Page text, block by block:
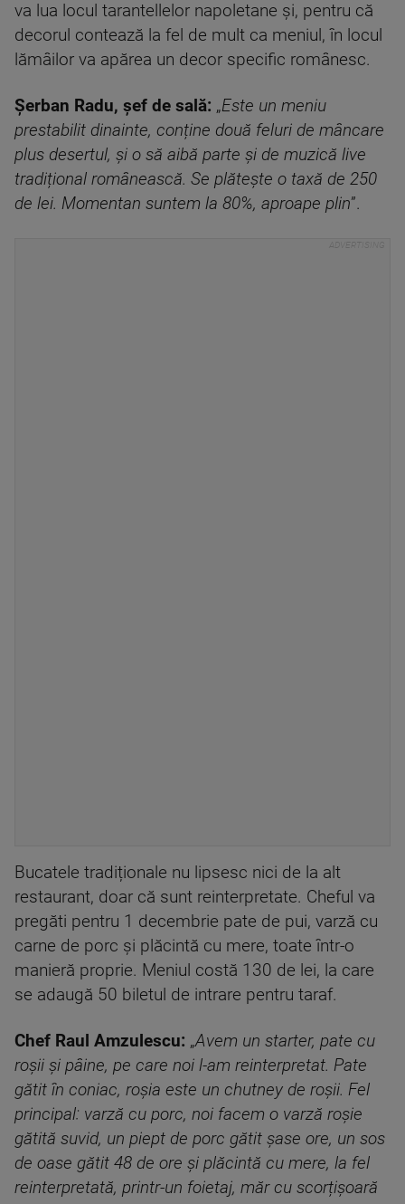
va lua locul tarantellelor napoletane și, pentru că
decorul contează la fel de mult ca meniul, în locul
lămâilor va apărea un decor specific românesc.
Șerban Radu, șef de sală: „Este un meniu
prestabilit dinainte, conține două feluri de mâncare
plus desertul, și o să aibă parte și de muzică live
tradițional românească. Se plătește o taxă de 250
de lei. Momentan suntem la 80%, aproape plin”.
Bucatele tradiționale nu lipsesc nici de la alt
restaurant, doar că sunt reinterpretate. Cheful va
pregăti pentru 1 decembrie pate de pui, varză cu
carne de porc și plăcintă cu mere, toate într-o
manieră proprie. Meniul costă 130 de lei, la care
se adaugă 50 biletul de intrare pentru taraf.
Chef Raul Amzulescu: „Avem un starter, pate cu
roșii și pâine, pe care noi l-am reinterpretat. Pate
gătit în coniac, roșia este un chutney de roșii. Fel
principal: varză cu porc, noi facem o varză roșie
gătită suvid, un piept de porc gătit șase ore, un sos
de oase gătit 48 de ore și plăcintă cu mere, la fel
reinterpretată, printr-un foietaj, măr cu scorțișoară